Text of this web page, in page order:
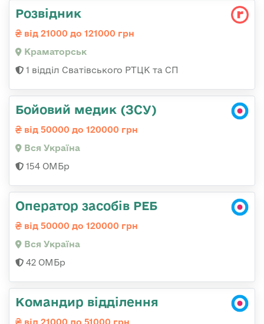
Розвідник
від 21000 до 121000 грн
Краматорськ
1 відділ Сватівського РТЦК та СП
Бойовий медик (ЗСУ)
від 50000 до 120000 грн
Вся Україна
154 ОМБр
Оператор засобів РЕБ
від 50000 до 120000 грн
Вся Україна
42 ОМБр
Командир відділення
від 21000 до 51000 грн